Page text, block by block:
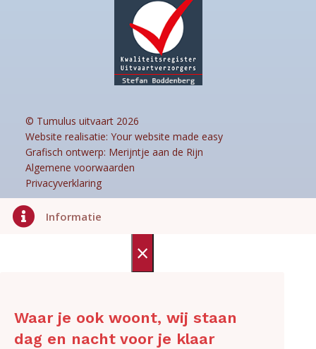
 Informatie
© Tumulus uitvaart 2026
Website realisatie: Your website made easy
Grafisch ontwerp: Merijntje aan de Rijn
Algemene voorwaarden
Privacyverklaring
×
Waar je ook woont, wij staan
dag en nacht voor je klaar